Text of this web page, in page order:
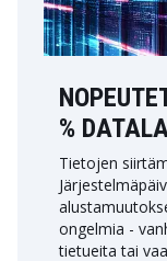
%
Tietojen
ongelmia -
tietueita tai